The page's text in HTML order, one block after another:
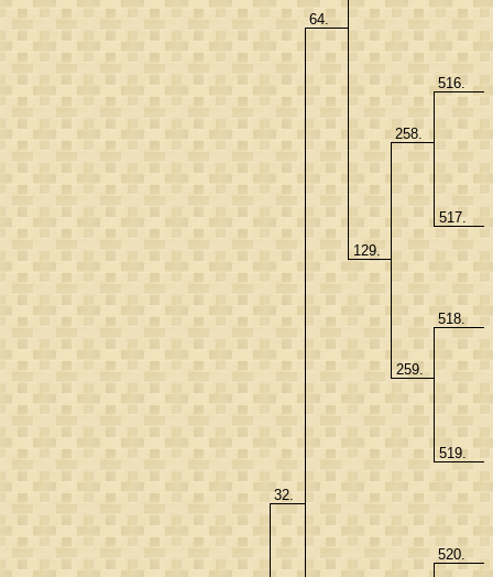
32.
64.
129.
258.
516.
517.
259.
518.
519.
520.